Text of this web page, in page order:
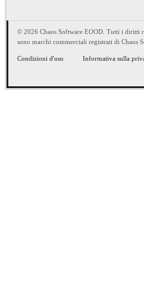
© 2026 Chaos Software EOOD. Tutti i diritti
sono marchi commerciali registrati di Chaos
Condizioni d'uso Informativa sulla